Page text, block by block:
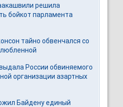
решила
бойкот парламента
тайно обвенчался со
России обвиняемого
организации азартных
Байдену единый